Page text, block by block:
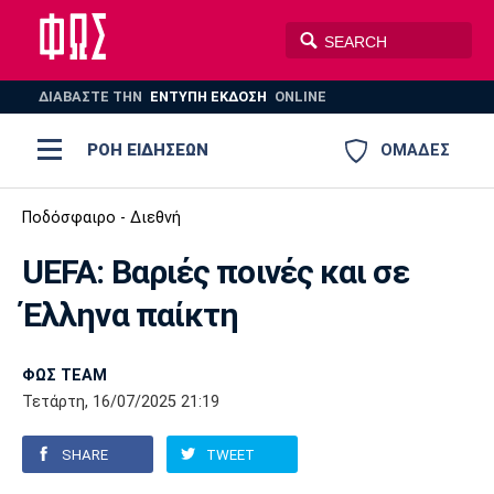
ΔΙΑΒΑΣΤΕ THN ΕΝΤΥΠΗ ΕΚΔΟΣΗ ONLINE
ΟΜΑΔΕΣ
ΡΟΗ ΕΙΔΗΣΕΩΝ
ΠΟΔΟΣΦΑΙΡΟ
ΠΟΛΟ
AUTO-MOTO
Ποδόσφαιρο
Super League 1
Super League 2
Γ Εθνική
Ελλάδα
Μπάσκετ
Ελλάδα
Εθνική
EuroLeague
Ολυμπιακοί Αγώνες
Βόλεϊ
Πόλο
Ολυμπιακός ΑΕΚ
Παναθηναϊκός Ατρόμητος
Ποδόσφαιρο - Διεθνή
UEFA: Βαριές ποινές και σε
Έλληνα παίκτη
ΦΩΣ TEAM
Τετάρτη, 16/07/2025 21:19
SHARE TWEET